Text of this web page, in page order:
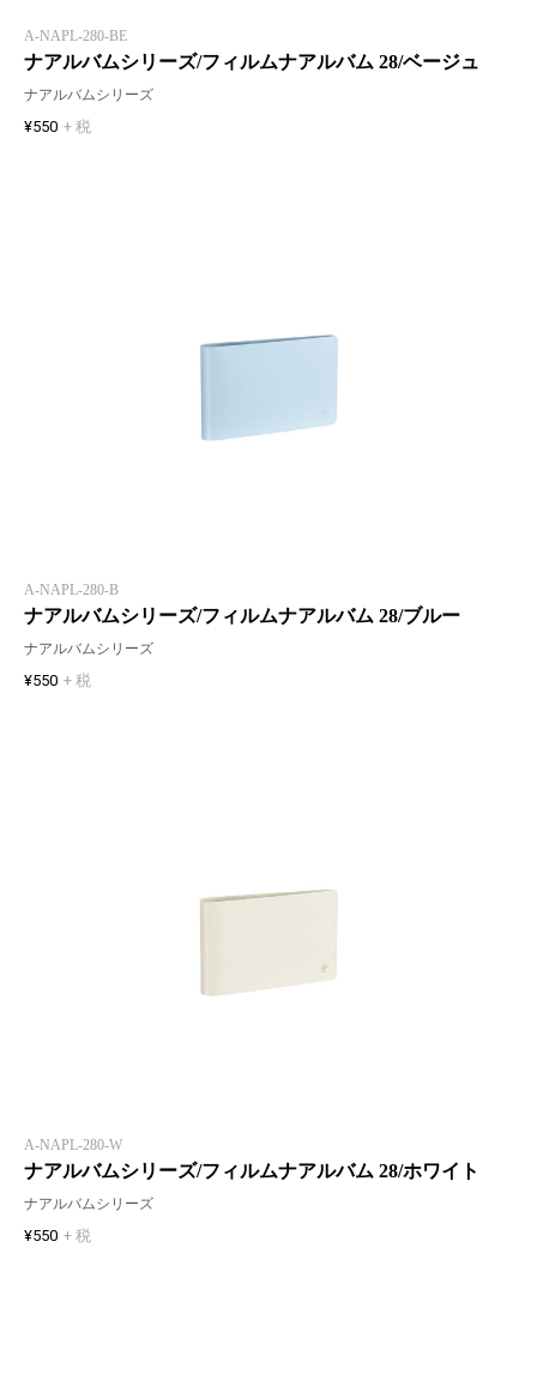
A-NAPL-280-BE
ナアルバムシリーズ/フィルムナアルバム 28/ベージュ
ナアルバムシリーズ
¥550 + 税
A-NAPL-280-B
ナアルバムシリーズ/フィルムナアルバム 28/ブルー
ナアルバムシリーズ
¥550 + 税
A-NAPL-280-W
ナアルバムシリーズ/フィルムナアルバム 28/ホワイト
ナアルバムシリーズ
¥550 + 税